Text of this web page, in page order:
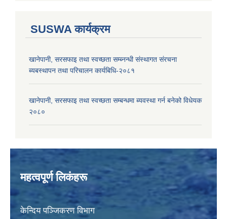
SUSWA कार्यक्रम
खानेपानी, सरसफाइ तथा स्वच्छता सम्ब्नन्धी संस्थागत संरचना
ब्यबस्थापन तथा परिचालन कार्यबिधि-२०८१
खानेपानी, सरसफाइ तथा स्वच्छता सम्बन्धमा ब्यवस्था गर्न बनेको विधेयक
२०८०
महत्वपूर्ण लिकंहरू
केन्दिय पञ्जिकरण विभाग